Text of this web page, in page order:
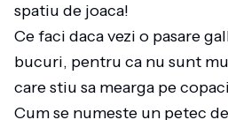
spatiu de joaca!
Ce faci daca vezi o pasare
bucuri, pentru ca nu sunt
care stiu sa mearga pe
Cum se numeste un petec